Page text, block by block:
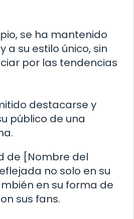
se ha mantenido
a su estilo único, sin
por las tendencias
destacarse y
público de una
de [Nombre del
no solo en su
en su forma de
sus fans.